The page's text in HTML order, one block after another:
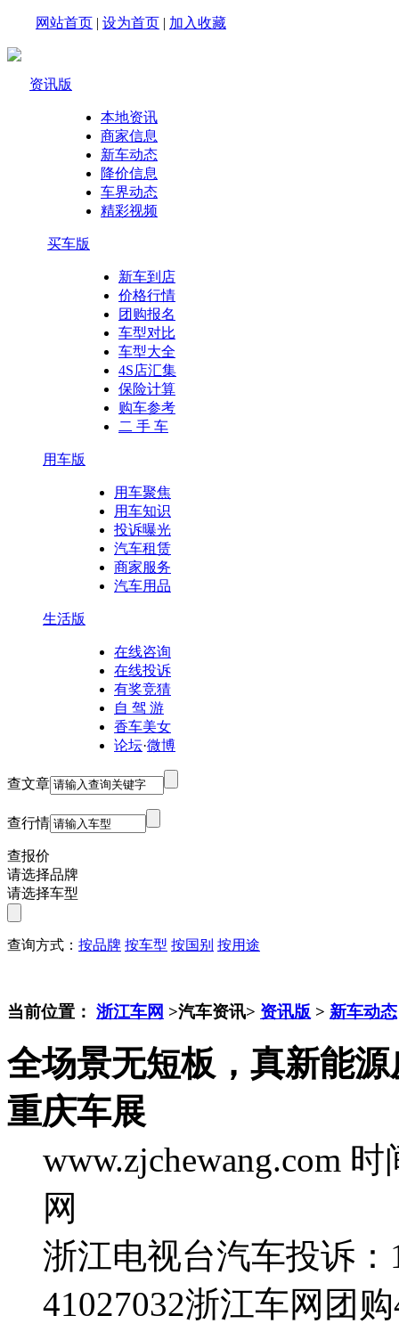
网站首页 | 设为首页 | 加入收藏
资讯版
本地资讯
商家信息
新车动态
降价信息
车界动态
精彩视频
买车版
新车到店
价格行情
团购报名
车型对比
车型大全
4S店汇集
保险计算
购车参考
二 手 车
用车版
用车聚焦
用车知识
投诉曝光
汽车租赁
商家服务
汽车用品
生活版
在线咨询
在线投诉
有奖竞猜
自 驾 游
香车美女
论坛·微博
查文章
查行情
查报价
请选择品牌
请选择车型
查询方式： 按品牌 按车型 按国别 按用途
当前位置： 浙江车网 >汽车资讯> 资讯版 > 新车动态
全场景无短板，真新能
重庆车展
www.zjchewang.com 时
网
浙江电视台汽车投诉：
41027032浙江车网团